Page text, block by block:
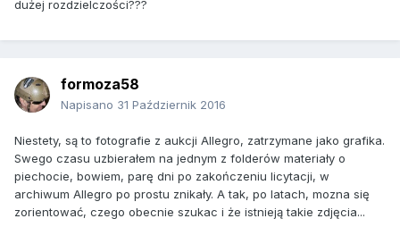
dużej rozdzielczości???
formoza58
Napisano 31 Październik 2016
Niestety, są to fotografie z aukcji Allegro, zatrzymane jako grafika.
Swego czasu uzbierałem na jednym z folderów materiały o
piechocie, bowiem, parę dni po zakończeniu licytacji, w
archiwum Allegro po prostu znikały. A tak, po latach, mozna się
zorientować, czego obecnie szukac i że istnieją takie zdjęcia...